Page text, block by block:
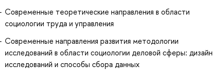
Современные теоретические направления в области
социологии труда и управления
Современные направления развития методологии
исследований в области социологии деловой сферы: дизайн
исследований и способы сбора данных